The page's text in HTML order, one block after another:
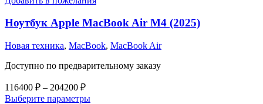
вариаций.
можно
выбрать
на
Ноутбук Apple MacBook Air M4 (2025)
Новая техника, MacBook, MacBook Air
Доступно по предварительному заказу
116400 ₽ – 204200 ₽Диапазон
цен:
Выберите параметрыЭтот